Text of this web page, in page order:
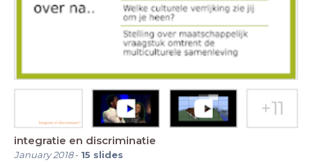
integratie en discriminatie
January 2018- 15 slides